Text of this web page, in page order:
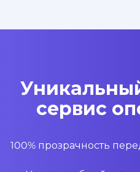
сервис
100% прозрачность